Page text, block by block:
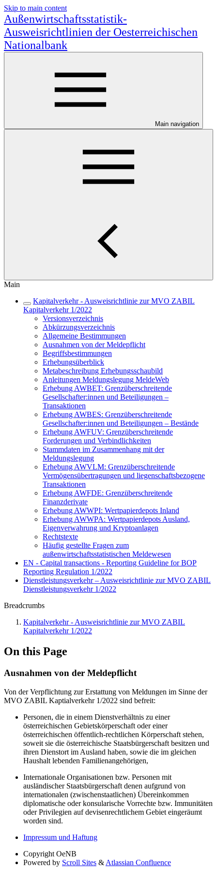
Skip to main content
Außenwirtschaftsstatistik-
Ausweisrichtlinien der Oesterreichischen
Nationalbank
Main navigation
Main
Kapitalverkehr - Ausweisrichtlinie zur MVO ZABIL
Kapitalverkehr 1/2022
Versionsverzeichnis
Abkürzungsverzeichnis
Allgemeine Bestimmungen
Ausnahmen von der Meldepflicht
Begriffsbestimmungen
Erhebungsüberblick
Metabeschreibung Erhebungsschaubild
Anleitungen Meldungslegung MeldeWeb
Erhebung AWBET: Grenzüberschreitende
Gesellschafter:innen und Beteiligungen –
Transaktionen
Erhebung AWBES: Grenzüberschreitende
Gesellschafter:innen und Beteiligungen – Bestände
Erhebung AWFUV: Grenzüberschreitende
Forderungen und Verbindlichkeiten
Stammdaten im Zusammenhang mit der
Meldungslegung
Erhebung AWVLM: Grenzüberschreitende
Vermögensübertragungen und liegenschaftsbezogene
Transaktionen
Erhebung AWFDE: Grenzüberschreitende
Finanzderivate
Erhebung AWWPI: Wertpapierdepots Inland
Erhebung AWWPA: Wertpapierdepots Ausland,
Eigenverwahrung und Kryptoanlagen
Rechtstexte
Häufig gestellte Fragen zum
außenwirtschaftsstatistischen Meldewesen
EN - Capital transactions - Reporting Guideline for BOP
Reporting Regulation 1/2022
Dienstleistungsverkehr – Ausweisrichtlinie zur MVO ZABIL
Dienstleistungsverkehr 1/2022
Breadcrumbs
Kapitalverkehr - Ausweisrichtlinie zur MVO ZABIL
Kapitalverkehr 1/2022
On this Page
Ausnahmen von der Meldepflicht
Von der Verpflichtung zur Erstattung von Meldungen im Sinne der
MVO ZABIL Kaptialverkehr 1/2022 sind befreit:
Personen, die in einem Dienstverhältnis zu einer
österreichischen Gebietskörperschaft oder einer
österreichischen öffentlich-rechtlichen Körperschaft stehen,
soweit sie die österreichische Staatsbürgerschaft besitzen und
ihren Dienstort im Ausland haben, sowie die im gleichen
Haushalt lebenden Familienangehörigen,
Internationale Organisationen bzw. Personen mit
ausländischer Staatsbürgerschaft denen aufgrund von
internationalen (zwischenstaatlichen) Übereinkommen
diplomatische oder konsularische Vorrechte bzw. Immunitäten
oder Privilegien auf devisenrechtlichem Gebiet eingeräumt
worden sind.
Impressum und Haftung
Copyright OeNB
Powered by Scroll Sites & Atlassian Confluence